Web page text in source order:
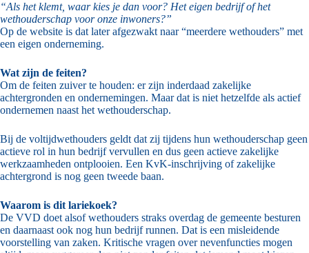
“Als het klemt, waar kies je dan voor? Het eigen bedrijf of het
wethouderschap voor onze inwoners?”
Op de website is dat later afgezwakt naar “meerdere wethouders” met
een eigen onderneming.
Wat zijn de feiten?
Om de feiten zuiver te houden: er zijn inderdaad zakelijke
achtergronden en ondernemingen. Maar dat is niet hetzelfde als actief
ondernemen naast het wethouderschap.
Bij de voltijdwethouders geldt dat zij tijdens hun wethouderschap geen
actieve rol in hun bedrijf vervullen en dus geen actieve zakelijke
werkzaamheden ontplooien. Een KvK-inschrijving of zakelijke
achtergrond is nog geen tweede baan.
Waarom is dit lariekoek?
De VVD doet alsof wethouders straks overdag de gemeente besturen
en daarnaast ook nog hun bedrijf runnen. Dat is een misleidende
voorstelling van zaken. Kritische vragen over nevenfuncties mogen